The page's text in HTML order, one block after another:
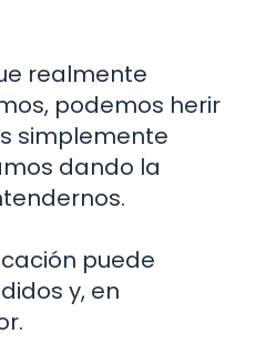
realmente
podemos herir
simplemente
dando la
puede
y, en